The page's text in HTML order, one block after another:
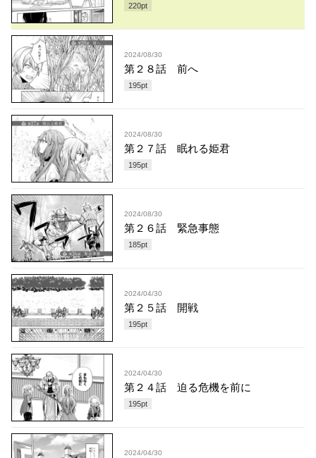
220pt
2024/08/30
第２８話 前へ
195pt
2024/08/30
第２７話 眠れる姫君
195pt
2024/08/30
第２６話 緊急事態
185pt
2024/04/30
第２５話 開戦
195pt
2024/04/30
第２４話 迫る危機を前に
195pt
2024/04/30